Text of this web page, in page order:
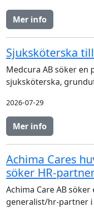
Mer info
Sjuksköterska
Medcura AB söker en
sjuksköterska,
2026-07-29
Mer info
Achima Cares
söker HR-
Achima Care AB
generalist/hr-partner i